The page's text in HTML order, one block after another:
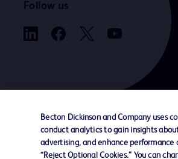
Follow us
お問い合わせ Cookie
Becton Dickinson and Company uses
conduct analytics to gain insights
advertising, and enhance
“Reject Optional Cookies.” You can